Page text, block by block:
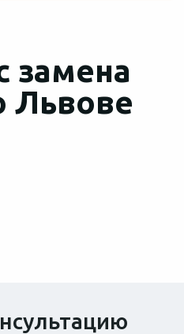
замена
Львове